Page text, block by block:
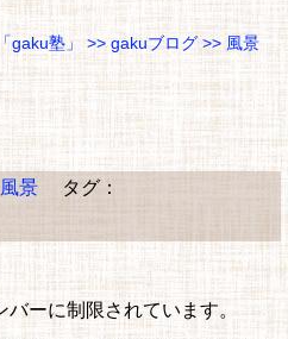
塾」 >> gakuブログ >> 風景
風景 タグ：
ーに制限されています。